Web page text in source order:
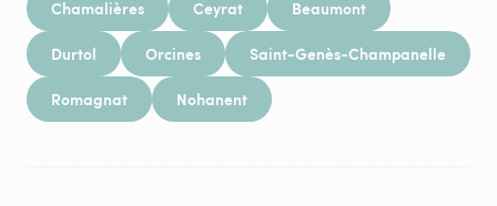
Chamalières Ceyrat Beaumont
Durtol Orcines Saint-Genès-Champanelle
Romagnat Nohanent